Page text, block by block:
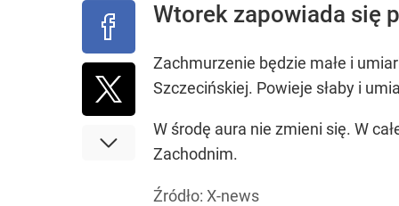
Wtorek zapowiada się
Zachmurzenie będzie małe i
Szczecińskiej. Powieje słaby i
W środę aura nie zmieni się. W
Zachodnim.
Źródło: X-news